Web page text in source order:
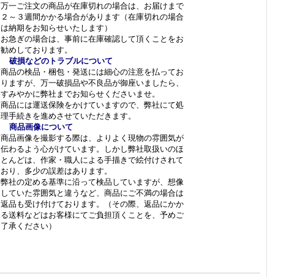
万一ご注文の商品が在庫切れの場合は、お届けまで
２～３週間かかる場合があります（在庫切れの場合
は納期をお知らせいたします）
お急ぎの場合は、事前に在庫確認して頂くことをお
勧めしております。
破損などのトラブルについて
商品の検品・梱包・発送には細心の注意を払ってお
りますが、万一破損品や不良品が御座いましたら、
すみやかに弊社までお知らせくださいませ。
商品には運送保険をかけていますので、弊社にて処
理手続きを進めさせていただきます。
商品画像について
商品画像を撮影する際は、よりよく現物の雰囲気が
伝わるよう心がけています。しかし弊社取扱いのほ
とんどは、作家・職人による手描きで絵付けされて
おり、多少の誤差はあります。
弊社の定める基準に沿って検品していますが、想像
していた雰囲気と違うなど、商品にご不満の場合は
返品も受け付けております。（その際、返品にかか
る送料などはお客様にてご負担頂くことを、予めご
了承ください）